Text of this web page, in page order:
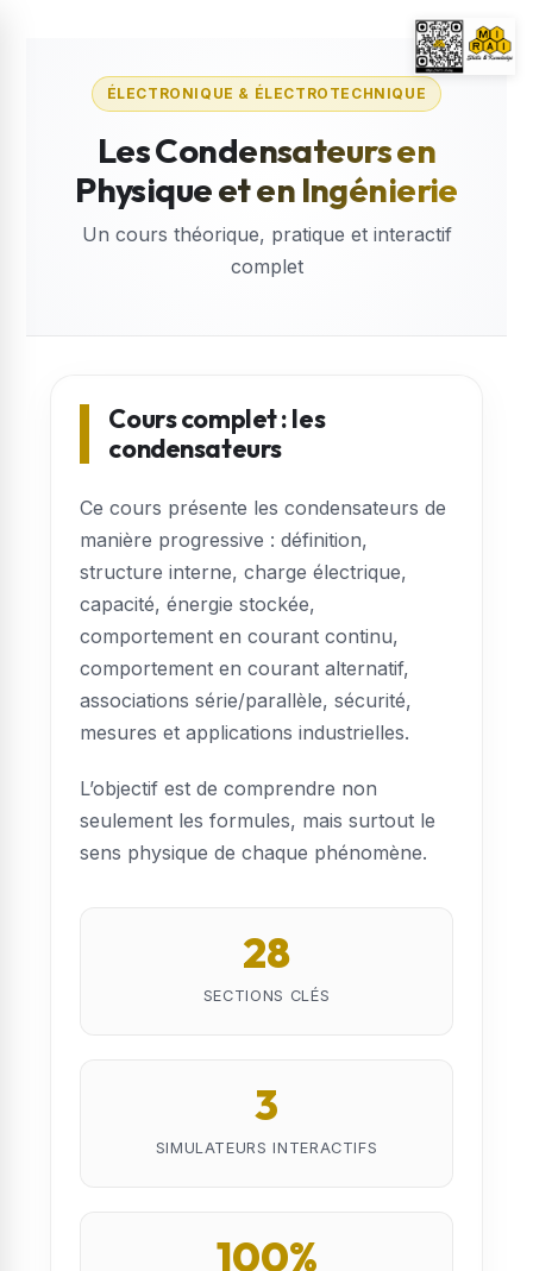
ÉLECTRONIQUE & ÉLECTROTECHNIQUE
Les Condensateurs en
Physique et en Ingénierie
Un cours théorique, pratique et interactif
complet
Cours complet : les
condensateurs
Ce cours présente les condensateurs de
manière progressive : définition,
structure interne, charge électrique,
capacité, énergie stockée,
comportement en courant continu,
comportement en courant alternatif,
associations série/parallèle, sécurité,
mesures et applications industrielles.
L’objectif est de comprendre non
seulement les formules, mais surtout le
sens physique de chaque phénomène.
28
SECTIONS CLÉS
3
SIMULATEURS INTERACTIFS
100%